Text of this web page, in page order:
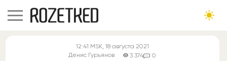
12:41 MSK, 18 августа 2021
Денис Гурьянов
3 374 0